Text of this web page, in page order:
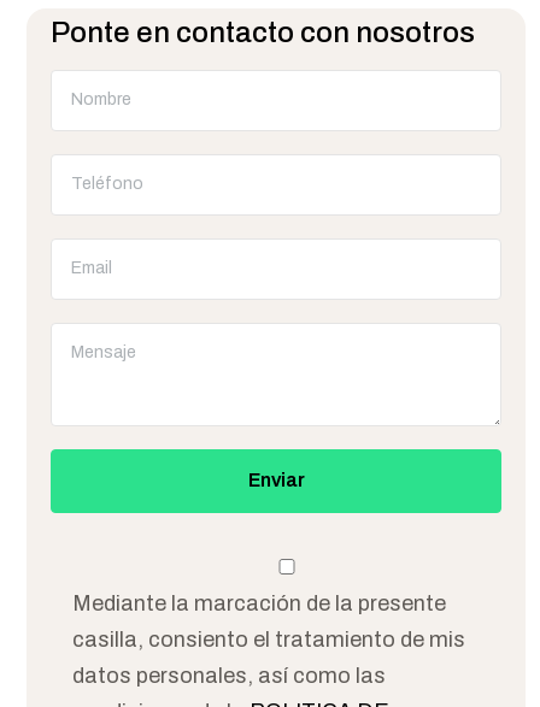
Ponte en contacto con nosotros
Mediante la marcación de la presente
casilla, consiento el tratamiento de mis
datos personales, así como las